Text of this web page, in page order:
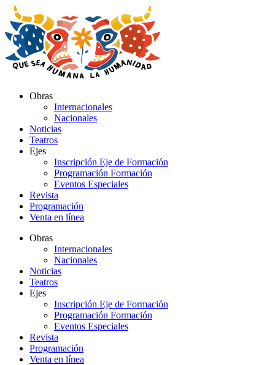
al
contenido
Obras
Internacionales
Nacionales
Noticias
Teatros
Ejes
Inscripción Eje de Formación
Programación Formación
Eventos Especiales
Revista
Programación
Venta en línea
Obras
Internacionales
Nacionales
Noticias
Teatros
Ejes
Inscripción Eje de Formación
Programación Formación
Eventos Especiales
Revista
Programación
Venta en línea